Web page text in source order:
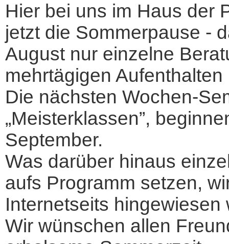
Hier bei uns im Haus der
jetzt die Sommerpause -
August nur einzelne
mehrtägigen Aufenthalten
Die nächsten Wochen-
„Meisterklassen”,
September.
Was darüber hinaus
aufs Programm setzen,
Internetseits hingewiesen
Wir wünschen allen